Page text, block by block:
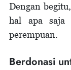
Dengan
hal apa saja
perempuan.
Berdonasi